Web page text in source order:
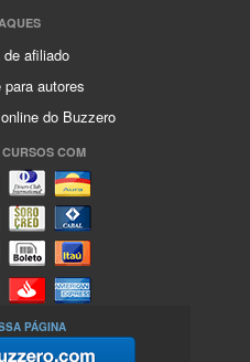
de afiliado
para autores
do Buzzero
COM
PÁGINA